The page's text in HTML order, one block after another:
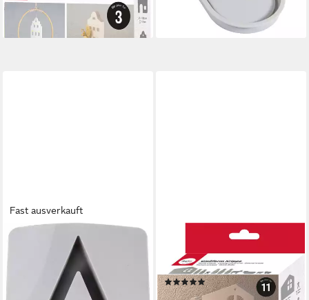
lieferbar - in 4-5 Werktagen bei dir
Fast ausverkauft
Modellierwerkzeug
Teelichtbaum und Sterne,
Füllmenge 280ml
Modellierwerkzeug Silikon
Gießform, 11 Motive
(1)
22,49 €